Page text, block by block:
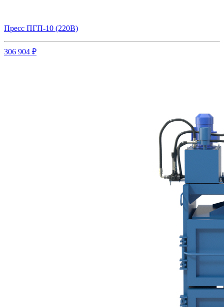
Пресс ПГП-10 (220В)
306 904 ₽